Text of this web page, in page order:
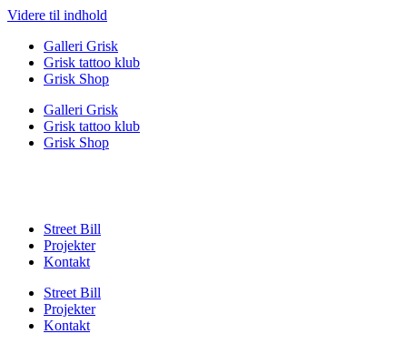
Videre til indhold
Galleri Grisk
Grisk tattoo klub
Grisk Shop
Galleri Grisk
Grisk tattoo klub
Grisk Shop
Street Bill
Projekter
Kontakt
Street Bill
Projekter
Kontakt